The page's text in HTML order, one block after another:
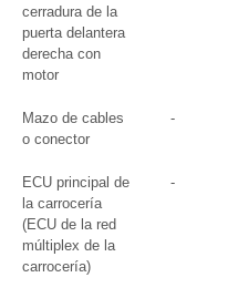
cerradura de la
puerta delantera
derecha con
motor
Mazo de cables
o conector
-
ECU principal de
la carrocería
(ECU de la red
múltiplex de la
carrocería)
-